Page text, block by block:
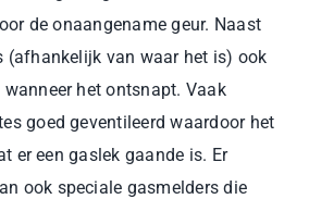
de onaangename geur. Naast
(afhankelijk van waar het is) ook
het ontsnapt. Vaak
goed geventileerd waardoor het
er een gaslek gaande is. Er
ook speciale gasmelders die